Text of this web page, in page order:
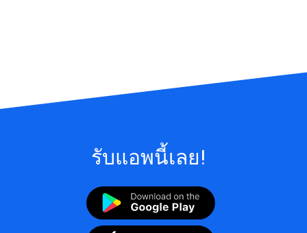
รับแอพนี้เลย!